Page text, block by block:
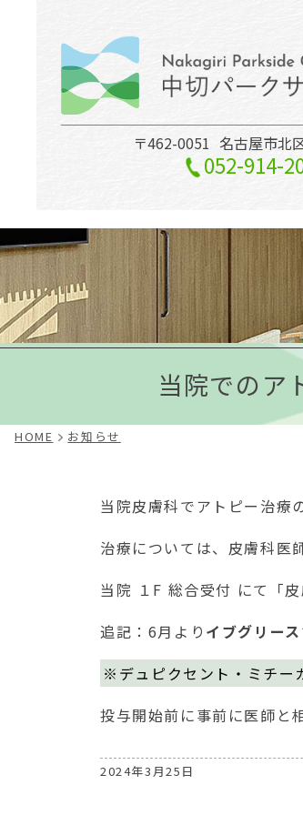
〒462-0051 名古屋市北
052-914-
当院でのア
HOME お知らせ
当院皮膚科でアトピー治療
治療については、皮膚科医
当院 １F 総合受付 にて「
追記：6月より イブグリース
※デュピクセント・ミチー
投与開始前に事前に医師と
2024年3月25日